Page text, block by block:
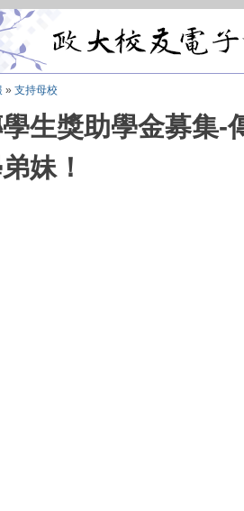
» 支持母校
生獎助學金募集-
妹！